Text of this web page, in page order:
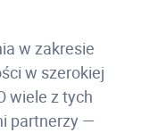
w zakresie
w szerokiej
wiele z tych
partnerzy —